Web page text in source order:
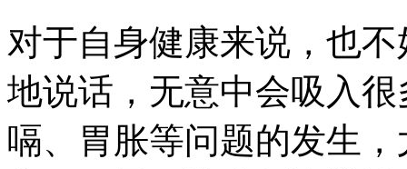
对于自身健康来说，也
地说话，无意中会吸入
嗝、胃胀等问题的发生